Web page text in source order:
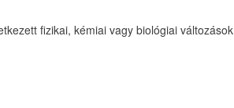
fizikai, kémiai vagy biológiai változások